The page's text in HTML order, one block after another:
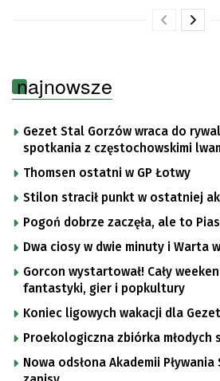
najnowsze
Gezet Stal Gorzów wraca do
spotkania z częstochowskimi
Thomsen ostatni w GP Łotwy
Stilon stracił punkt w ostatniej
Pogoń dobrze zaczęła, ale to
Dwa ciosy w dwie minuty i Warta
Gorcon wystartował! Cały
fantastyki, gier i popkultury
Koniec ligowych wakacji dla
Proekologiczna zbiórka młodych
Nowa odsłona Akademii Pływania